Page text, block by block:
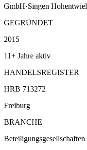
GmbH·Singen Hohentwiel
GEGRÜNDET
2015
11+ Jahre aktiv
HANDELSREGISTER
HRB 713272
Freiburg
BRANCHE
Beteiligungsgesellschaften